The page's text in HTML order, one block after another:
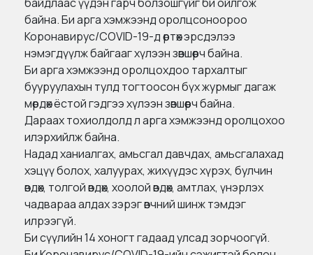
байна. Би арга хэмжээнд оролцсоноороо
Коронавирус/COVID-19-д өртөх эрсдэлээ
нэмэгдүүлж байгааг хүлээн зөвшөөрч байна.
Би арга хэмжээнд оролцохдоо тархалтыг
бууруулахын тулд тогтоосон бүх журмыг дагаж
мөрдөх ёстой гэдгээ хүлээн зөвшөөрч байна.
Дараах тохиолдолд л арга хэмжээнд оролцохоо
илэрхийлж байна.
Надад ханиалгах, амьсгал давчдах, амьсгалахад
хэцүү болох, халуурах, жихүүдэс хүрэх, булчин
өвдөх, толгой өвдөх, хоолой өвдөх, амтлах, үнэрлэх
чадвараа алдах зэрэг өвчний шинж тэмдэг
илрээгүй.
Би сүүлийн 14 хоногт гадаад улсад зорчоогүй.